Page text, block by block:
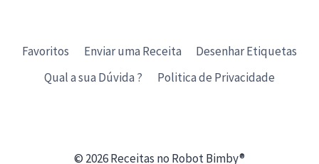
Favoritos Enviar uma Receita
Desenhar Etiquetas
Qual a sua Dúvida ?
Politica de Privacidade
© 2026 Receitas no Robot Bimby®